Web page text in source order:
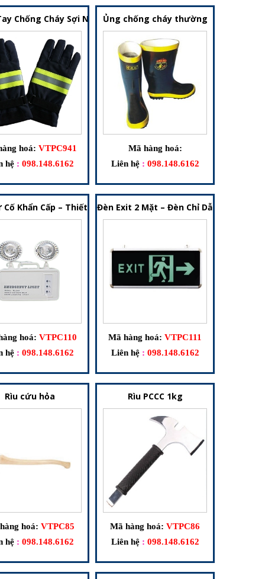
Đội Phòng Cháy Chữa Cháy Cơ Sở
Chống Cháy Sợi Nomex – Găng Bảo Hộ Dành Cho Công Tác
hoá: VTPC941
hệ : 098.148.6162
Ủng chống cháy thường
Mã hàng hoá:
Liên hệ : 098.148.6162
Ban Đầu
Bị Hỗ Trợ Thoát Hiểm Khi Có Cháy
Khẩn Cấp – Thiết Bị Chiếu Sáng Dự Phòng Cho Hệ Thống PCCC
hoá: VTPC110
hệ : 098.148.6162
Đèn Exit 2 Mặt – Đèn Chỉ Dẫn Lối Thoát
Mã hàng hoá: VTPC111
Liên hệ : 098.148.6162
Rìu cứu hỏa
hoá: VTPC85
hệ : 098.148.6162
Rìu PCCC 1kg
Mã hàng hoá: VTPC86
Liên hệ : 098.148.6162